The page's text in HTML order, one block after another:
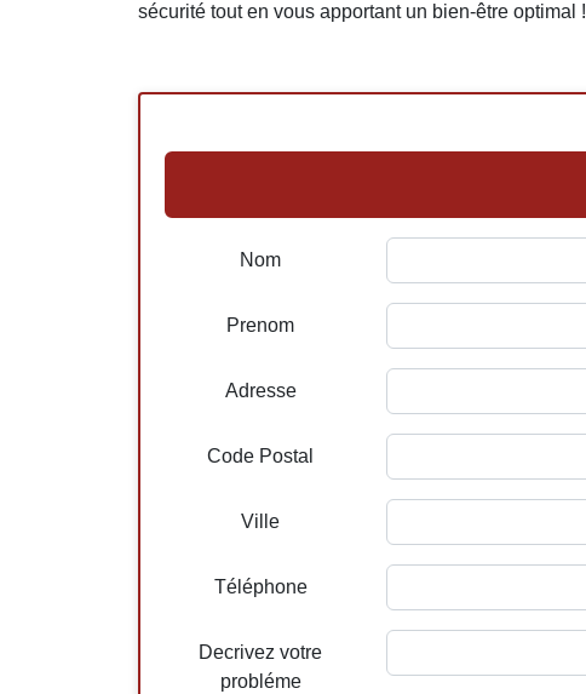
sécurité tout en vous apportant un bien-être optimal !
Nom
Prenom
Adresse
Code Postal
Ville
Téléphone
Decrivez votre
probléme